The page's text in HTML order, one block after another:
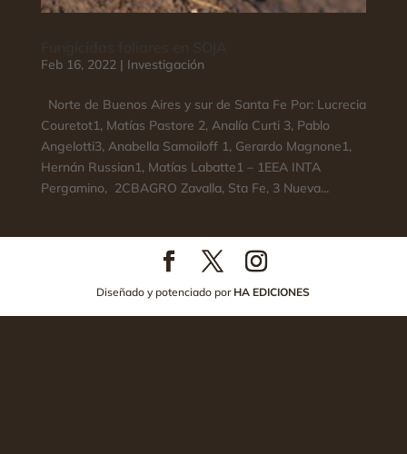
Feb 16, 2022| Investigación
Norte de Buenos Aires y sur de Santa Fe Por: Lucrecia
Couretot1, Matías Pastore 2, Analía Curti 3, Pablo
Angelotti3, Anabella Samoiloff 1, Gerardo Magnone1,
Hernán Russian1, Matías Labatte1 – 1EEA INTA
Pergamino, 2CBAGRO Zavalla, Sta Fe, 3 Nueva...
Diseñado y potenciado por HA EDICIONES